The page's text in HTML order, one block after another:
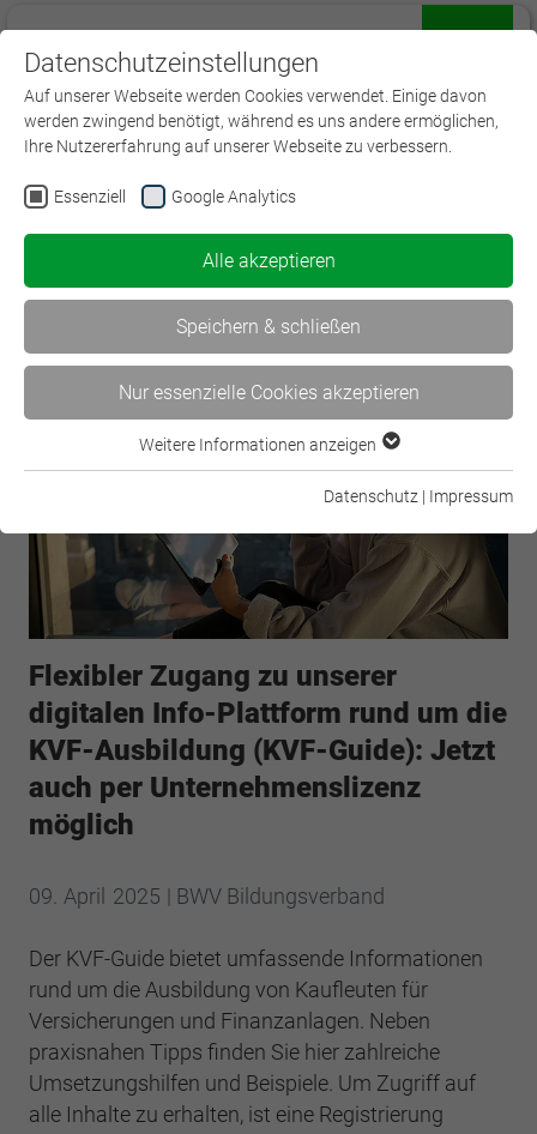
< Volles Haus, volles Programm,…
KI & Automatisierung in… >
Flexibler Zugang zu unserer
digitalen Info-Plattform rund um die
KVF-Ausbildung (KVF-Guide): Jetzt
auch per Unternehmenslizenz
möglich
09. April 2025 | BWV Bildungsverband
Der KVF-Guide bietet umfassende Informationen
rund um die Ausbildung von Kaufleuten für
Versicherungen und Finanzanlagen. Neben
praxisnahen Tipps finden Sie hier zahlreiche
Umsetzungshilfen und Beispiele. Um Zugriff auf
alle Inhalte zu erhalten, ist eine Registrierung
Datenschutzeinstellungen
Auf unserer Webseite werden Cookies verwendet. Einige davon
werden zwingend benötigt, während es uns andere ermöglichen,
Ihre Nutzererfahrung auf unserer Webseite zu verbessern.
Essenziell Google Analytics
Alle akzeptieren
Speichern & schließen
Nur essenzielle Cookies akzeptieren
Essenzielle Cookies werden für grundlegende Funktionen der
Webseite einwandfrei funktioniert.
Name cookie_optin
Laufzeit 1 Jahr
Zweck
Dieses Cookie wird verwendet, um Ihre
Cookie-Einstellungen für diese Website zu
Name SgCookieOptin.lastPreferences
Laufzeit 1 Jahr
Zweck
Dieser Wert speichert Ihre Consent-
Einstellungen. Unter anderem eine zufällig
generierte ID, für die historische
Speicherung Ihrer vorgenommen
Cookie-Informationen anzeigen
Name _ga
Anbieter Google Analytics
Laufzeit
Zweck
wird, um statistische Daten dazu, wie der
Name
Anbieter Google Analytics
Laufzeit 2 Jahre
Cookie-Informationen anzeigen
Weitere Informationen anzeigen
Datenschutz | Impressum